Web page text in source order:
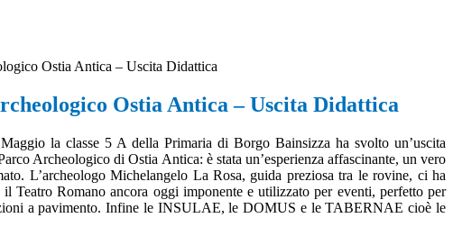
Ostia Antica – Uscita Didattica
Ostia Antica – Uscita Didattica
la classe 5 A della Primaria di Borgo Bainsizza ha svolto un’uscita
Archeologico di Ostia Antica: è stata un’esperienza affascinante, un vero
L’archeologo Michelangelo La Rosa, guida preziosa tra le rovine, ci ha
Romano ancora oggi imponente e utilizzato per eventi, perfetto per
a pavimento. Infine le INSULAE, le DOMUS e le TABERNAE cioè le